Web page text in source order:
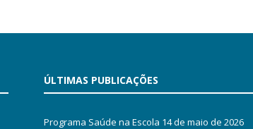
ÚLTIMAS PUBLICAÇÕES
Programa Saúde na Escola 14 de maio de 2026